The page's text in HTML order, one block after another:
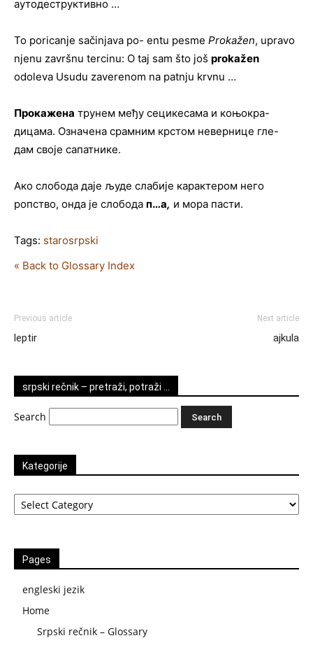
аутодеструктивно …
To poricanje sačinjava po- entu pesme Prokažen, upravo
njenu završnu tercinu: O taj sam što još prokažen
odoleva Usudu zaverenom na patnju krvnu …
Прокажена трунем међу сецикесама и коњокра-
дицама. Означена срамним крстом невернице гле-
дам своје сапатнике.
Ако слобода даје људе слабије карактером него
ропство, онда је слобода п…а, и мора пасти.
Tags: starosrpski
« Back to Glossary Index
Previous article
leptir
Next article
ajkula
srpski rečnik – pretraži, potraži …
Search
Kategorije
Kategorije
Pages
engleski jezik
Home
Srpski rečnik – Glossary